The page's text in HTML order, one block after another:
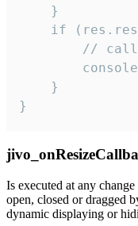
    }
if
//
    }
}
Is executed at any
open, closed or dragged
dynamic displaying or